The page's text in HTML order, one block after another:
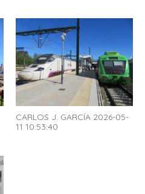
CARLOS J. GARCÍA 2026-05-
11 10:53:40